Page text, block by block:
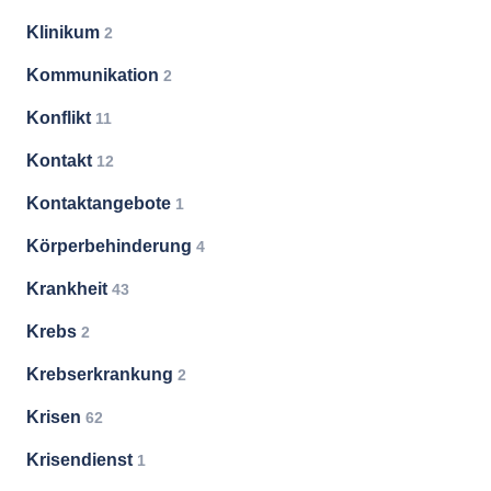
Klinikum 2
Kommunikation 2
Konflikt 11
Kontakt 12
Kontaktangebote 1
Körperbehinderung 4
Krankheit 43
Krebs 2
Krebserkrankung 2
Krisen 62
Krisendienst 1